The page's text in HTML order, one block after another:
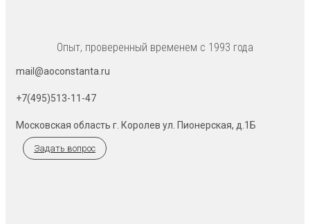
Опыт, проверенный временем с 1993 года
mail@aoconstanta.ru
+7(495)513-11-47
Московская область г. Королев ул. Пионерская, д.1Б
Задать вопрос